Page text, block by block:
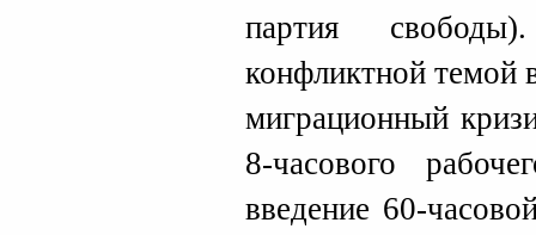
партия
конфликтной темой
миграционный
8-часового
введение 60-